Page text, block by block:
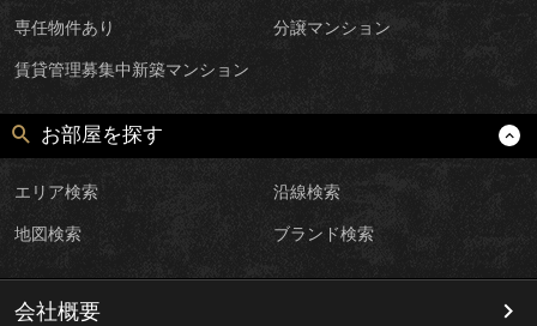
専任物件あり 分譲マンション
賃貸管理募集中新築マンション
お部屋を探す
エリア検索 沿線検索
地図検索 ブランド検索
会社概要